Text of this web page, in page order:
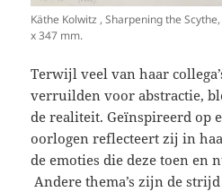
Käthe Kolwitz , Sharpening the
x 347 mm.
Terwijl veel van haar
verruilden voor abstractie,
de realiteit. Geïnspireerd op
oorlogen reflecteert zij in
de emoties die deze toen en
Andere thema’s zijn de